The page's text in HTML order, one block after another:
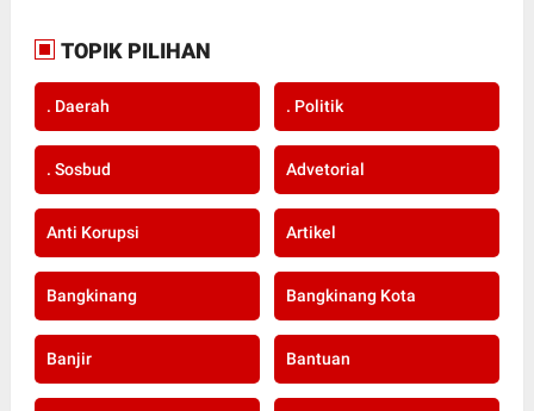
TOPIK PILIHAN
. Daerah . Politik
. Sosbud Advetorial
Anti Korupsi Artikel
Bangkinang Bangkinang Kota
Banjir Bantuan